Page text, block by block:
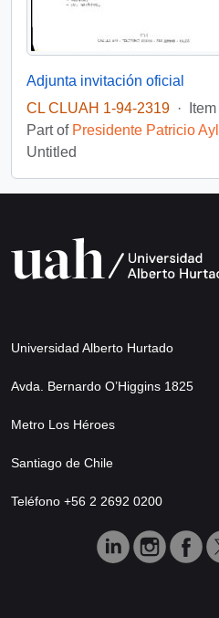
Adjunta invitación oficial
CL CLUAH 1-94-2319 · Item
Part of Presidente Patricio
Untitled
Universidad Alberto Hurtado
Avda. Bernardo O’Higgins 1825
Metro Los Héroes
Santiago de Chile
Teléfono +56 2 2692 0200